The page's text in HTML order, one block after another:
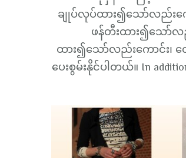
ချုပ်လုပ်ထား၍သော်လည်းကော
ဖန်တီးထား၍သော်လ
ထား၍သော်လည်းကောင်း၊
ပေးစွမ်းနိုင်ပါတယ်။ In